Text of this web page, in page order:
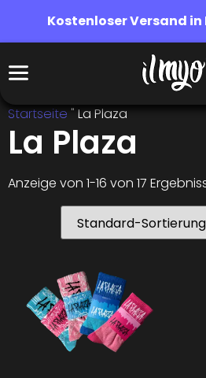
Kostenloser Versand in
Startseite " La Plaza
La Plaza
Anzeige von 1-16 von 17